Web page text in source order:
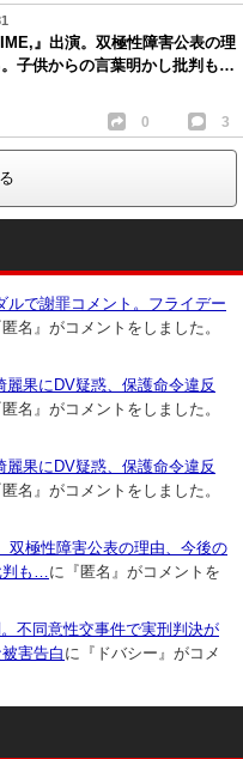
』出演。双極性障害公表の理
子供からの言葉明かし批判も…
0 3
ルで謝罪コメント。フライデー
名』がコメントをしました。
果にDV疑惑、保護命令違反
名』がコメントをしました。
果にDV疑惑、保護命令違反
名』がコメントをしました。
双極性障害公表の理由、今後の
も… に『匿名』がコメントを
不同意性交事件で実刑判決が
害告白 に『ドバシー』がコメ